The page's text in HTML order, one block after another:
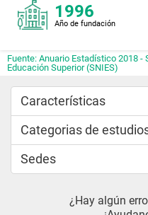
1996
Año de fundación
Fuente: Anuario Estadístico 2018
Educación Superior (SNIES)
Características
Categorias de
Sedes
¿Hay algún